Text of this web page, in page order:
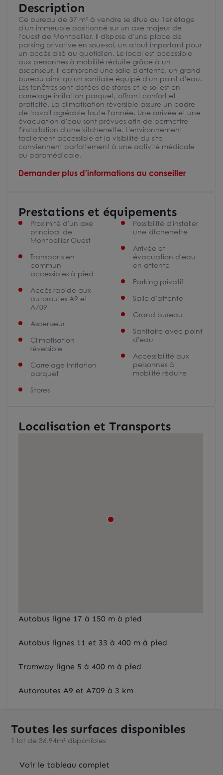
Description
Ce bureau de 37 m² à vendre se situe au 1er étage
d'un immeuble positionné sur un axe majeur de
l'ouest de Montpellier. Il dispose d'une place de
parking privative en sous-sol, un atout important pour
un accès aisé au quotidien. Le local est accessible
aux personnes à mobilité réduite grâce à un
ascenseur. Il comprend une salle d'attente, un grand
bureau ainsi qu'un sanitaire équipé d'un point d'eau.
Les fenêtres sont dotées de stores et le sol est en
carrelage imitation parquet, offrant confort et
praticité. La climatisation réversible assure un cadre
de travail agréable toute l'année. Une arrivée et une
évacuation d'eau sont prévues afin de permettre
l'installation d'une kitchenette. L'environnement
facilement accessible et la visibilité du site
conviennent parfaitement à une activité médicale
ou paramédicale.
Demander plus d'informations au conseiller
Prestations et équipements
Proximité d'un axe
principal de
Montpellier Ouest
Transports en
commun
accessibles à pied
Accès rapide aux
autoroutes A9 et
A709
Ascenseur
Climatisation
réversible
Carrelage imitation
parquet
Stores
Possibilité d'installer
une kitchenette
Arrivée et
évacuation d'eau
en attente
Parking privatif
Salle d'attente
Grand bureau
Sanitaire avec point
d'eau
Accessibilité aux
personnes à
mobilité réduite
Localisation et Transports
Autobus ligne 17 à 150 m à pied
Autobus lignes 11 et 33 à 400 m à pied
Tramway ligne 5 à 400 m à pied
Autoroutes A9 et A709 à 3 km
Toutes les surfaces disponibles
1 lot de 36.94m² disponibles
Voir le tableau complet